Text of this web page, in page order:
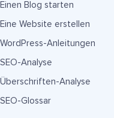
Einen Blog starten
Eine Website erstellen
WordPress-Anleitungen
SEO-Analyse
Überschriften-Analyse
SEO-Glossar